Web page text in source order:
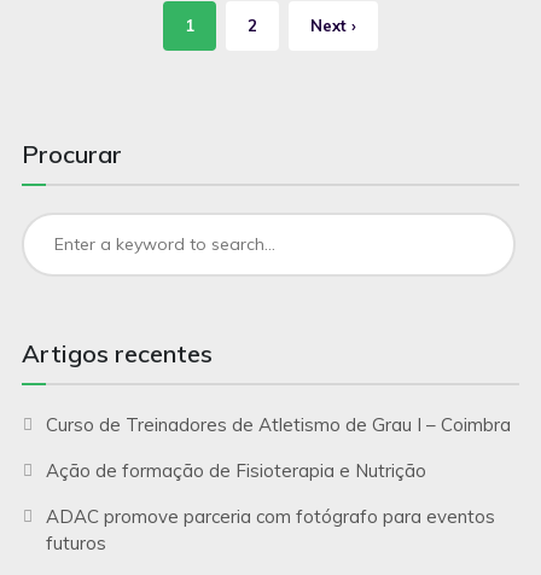
1 2 Next ›
Procurar
Artigos recentes
Curso de Treinadores de Atletismo de Grau I – Coimbra
Ação de formação de Fisioterapia e Nutrição
ADAC promove parceria com fotógrafo para eventos
futuros